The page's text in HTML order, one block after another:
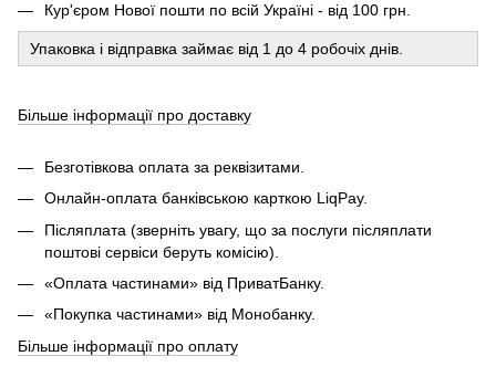
Кур'єром Нової пошти по всій Україні - від 100 грн.
Упаковка і відправка займає від 1 до 4 робочіх днів.
Більше інформації про доставку
Безготівкова оплата за реквізитами.
Онлайн-оплата банківською карткою LiqPay.
Післяплата (зверніть увагу, що за послуги післяплати
поштові сервіси беруть комісію).
«Оплата частинами» від ПриватБанку.
«Покупка частинами» від Монобанку.
Більше інформації про оплату